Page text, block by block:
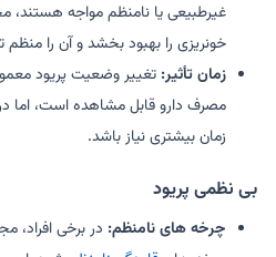
غیرطبیعی یا نامنظم مواجه
خونریزی را بهبود بخشد و آن را منظم
زمان تأثیر: تغییر وضعیت پریود
مصرف دارو قابل مشاهده است، اما
زمان بیشتری نیاز باشد.
بی نظمی پریود
چرخه های نامنظم: در برخی